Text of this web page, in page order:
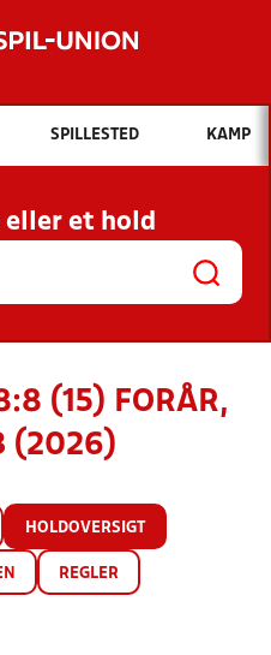
Hvad vil du søge efter?
OG NYHEDER
KLUBBER OG
SPILLESTED KAMP
eller et hold
(15) FORÅR,
(2026)
HOLDOVERSIGT
REGLER